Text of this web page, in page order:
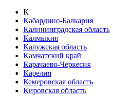
К
Кабардино-Балкария
Калининградская область
Калмыкия
Калужская область
Камчатский край
Карачаево-Черкесия
Карелия
Кемеровская область
Кировская область